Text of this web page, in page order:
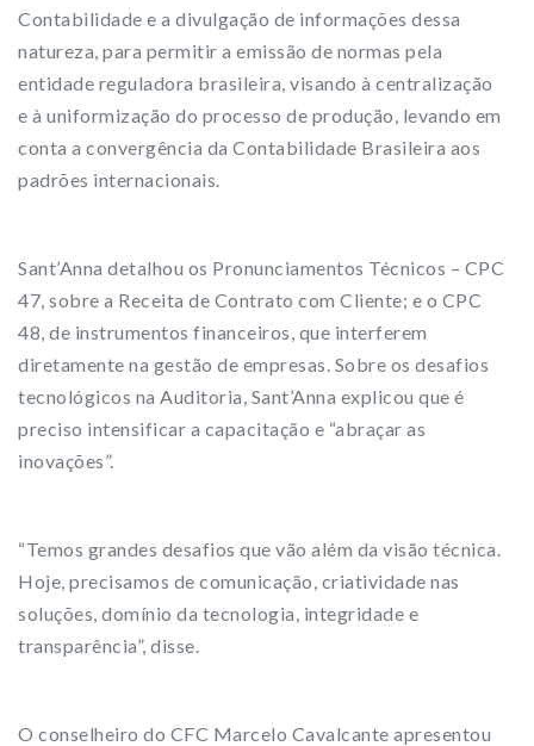
Contabilidade e a divulgação de informações dessa
natureza, para permitir a emissão de normas pela
entidade reguladora brasileira, visando à centralização
e à uniformização do processo de produção, levando em
conta a convergência da Contabilidade Brasileira aos
padrões internacionais.
Sant’Anna detalhou os Pronunciamentos Técnicos – CPC
47, sobre a Receita de Contrato com Cliente; e o CPC
48, de instrumentos financeiros, que interferem
diretamente na gestão de empresas. Sobre os desafios
tecnológicos na Auditoria, Sant’Anna explicou que é
preciso intensificar a capacitação e “abraçar as
inovações”.
“Temos grandes desafios que vão além da visão técnica.
Hoje, precisamos de comunicação, criatividade nas
soluções, domínio da tecnologia, integridade e
transparência”, disse.
O conselheiro do CFC Marcelo Cavalcante apresentou